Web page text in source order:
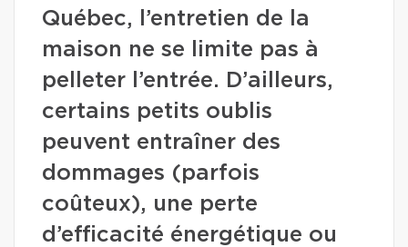
Québec, l’entretien de la
maison ne se limite pas à
pelleter l’entrée. D’ailleurs,
certains petits oublis
peuvent entraîner des
dommages (parfois
coûteux), une perte
d’efficacité énergétique ou